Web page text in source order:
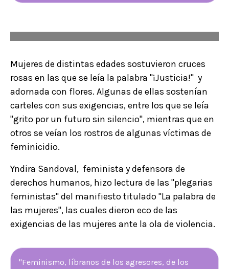
Mujeres de distintas edades sostuvieron cruces
rosas en las que se leía la palabra "¡Justicia!" y
adornada con flores. Algunas de ellas sostenían
carteles con sus exigencias, entre los que se leía
"grito por un futuro sin silencio", mientras que en
otros se veían los rostros de algunas víctimas de
feminicidio.
Yndira Sandoval, feminista y defensora de
derechos humanos, hizo lectura de las "plegarias
feministas" del manifiesto titulado "La palabra de
las mujeres", las cuales dieron eco de las
exigencias de las mujeres ante la ola de violencia.
"Feminismo, líbranos de los agresores, de los